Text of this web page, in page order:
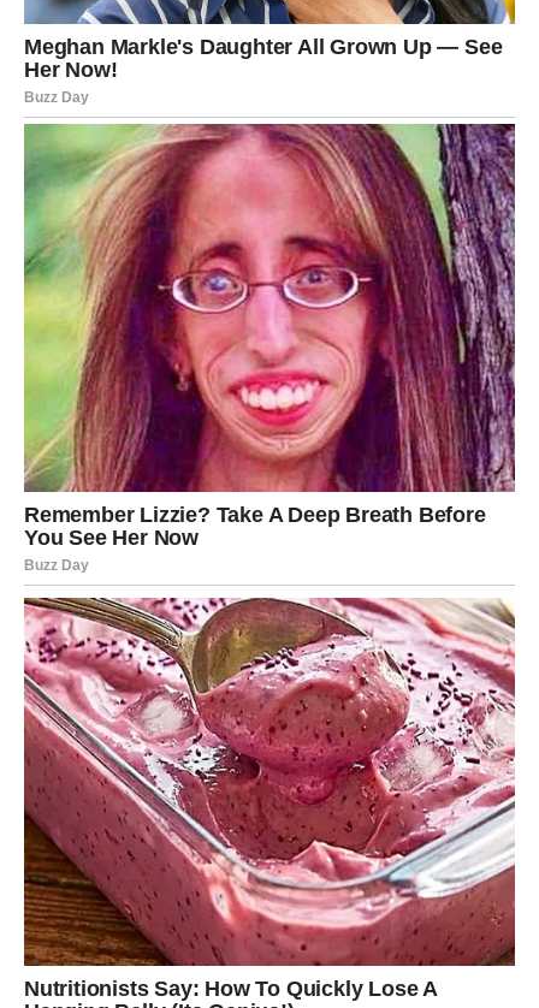
uložiti napore u odgoj svog sina, poučavajući ga
vrijednostima poput empatije, poštovanja i odgovornosti,
što će mu sigurno koristiti u budućnosti.
U zaključku, Melania Trump predstavlja primjer žene koja
uspješno balansira između profesionalnih obaveza i ličnih
želja. Njena predanost
zdravom načinu života, kroz
pilates, pravilnu ishranu i brigu o mentalnom zdravlju,
može poslužiti kao inspiracija mnogima. Kroz njenu priču,
vidimo kako se trud i posvećenost mogu odraziti u
izgledu i opštem blagostanju, bez obzira na godine.
Melania Trump tako postavlja visoke standarde u svijetu
mode i zdravlja, dok istovremeno ostaje vjerna svojim
korijenima i vrijednostima. Njene tajne uspjeha — od
fizičke aktivnosti do mentalnog blagostanja — mogu
poslužiti kao vodič svima onima koji žele unaprijediti svoj
život i pronaći svoje mjesto u ovom užurbanom svijetu.